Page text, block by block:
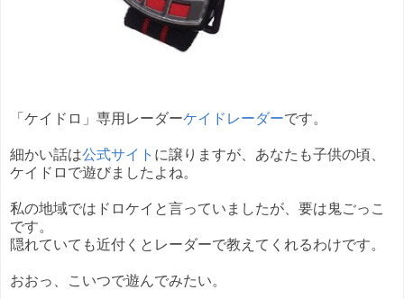
「ケイドロ」専用レーダーケイドレーダーです。
細かい話は公式サイト に譲りますが、あなたも子供の頃、
ケイドロで遊びましたよね。
私の地域ではドロケイと言っていましたが、要は鬼ごっこ
です。
隠れていても近付くとレーダーで教えてくれるわけです。
おおっ、こいつで遊んでみたい。